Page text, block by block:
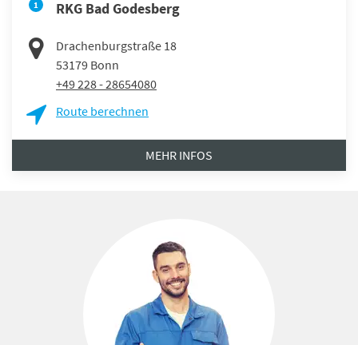
1 RKG Bad Godesberg
Drachenburgstraße 18
53179 Bonn
+49 228 - 28654080
Route berechnen
MEHR INFOS